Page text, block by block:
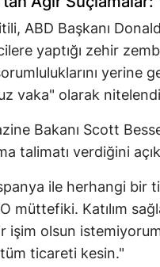
ABD Başkanı
yaptığı zehir
yerine
vaka" olarak
Bakanı Scott
talimatı verdiğini
ile herhangi bir
müttefiki. Katılım
işim olsun
ticareti kesin."